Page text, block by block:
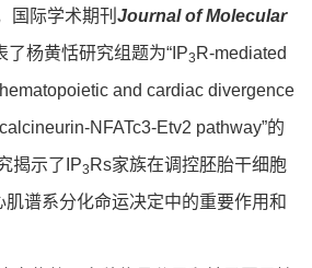
国际学术期刊 Journal of Molecular
了杨黄恬研究组题为“IP3 R-mediated
and cardiac divergence
NFATc3-Etv2 pathway”的
揭示了IP3 Rs家族在调控胚胎干细胞
肌谱系分化命运决定中的重要作用和